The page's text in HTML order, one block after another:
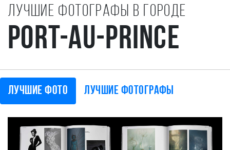
Лучшие фотографы в городе
Port-au-Prince
Лучшие фото Лучшие фотографы